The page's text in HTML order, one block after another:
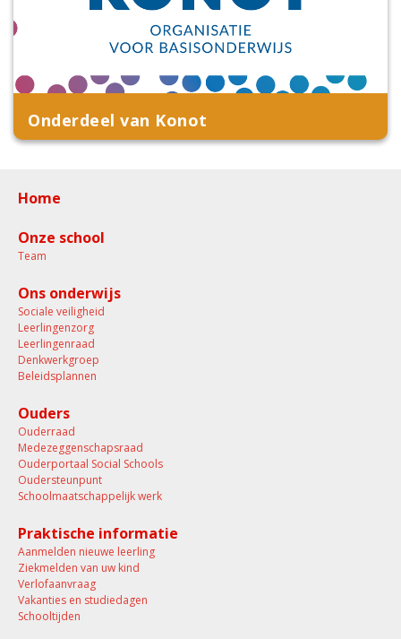
Onderdeel van Konot
Home
Onze school
Team
Ons onderwijs
Sociale veiligheid
Leerlingenzorg
Leerlingenraad
Denkwerkgroep
Beleidsplannen
Ouders
Ouderraad
Medezeggenschapsraad
Ouderportaal Social Schools
Oudersteunpunt
Schoolmaatschappelijk werk
Praktische informatie
Aanmelden nieuwe leerling
Ziekmelden van uw kind
Verlofaanvraag
Vakanties en studiedagen
Schooltijden